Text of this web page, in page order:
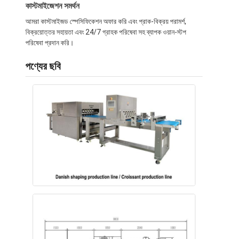
কাস্টমাইজেশন সমর্থন
আমরা কাস্টমাইজড স্পেসিফিকেশন অফার করি এবং প্রাক-বিক্রয় পরামর্শ,
বিক্রয়োত্তর সহায়তা এবং 24/7 গ্রাহক পরিষেবা সহ ব্যাপক ওয়ান-স্টপ
পরিষেবা প্রদান করি।
পণ্যের ছবি